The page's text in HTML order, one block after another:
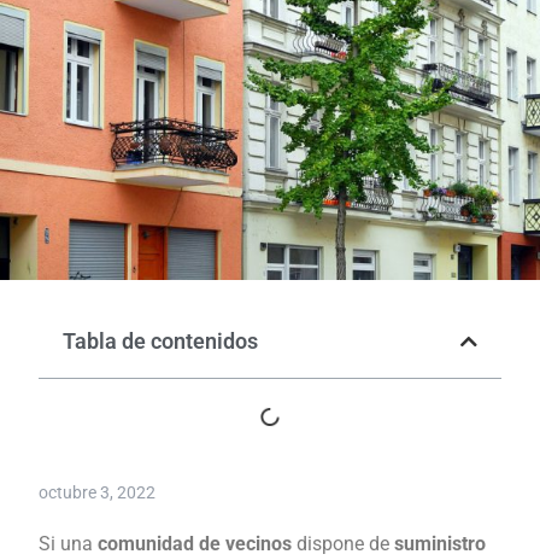
Tabla de contenidos
octubre 3, 2022
Si una comunidad de vecinos dispone de suministro